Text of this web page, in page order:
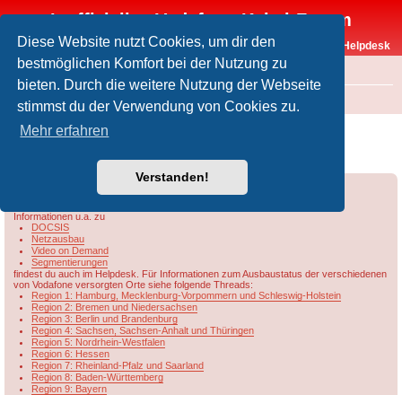
Diese Website nutzt Cookies, um dir den
bestmöglichen Komfort bei der Nutzung zu
bieten. Durch die weitere Nutzung der Webseite
stimmst du der Verwendung von Cookies zu.
Mehr erfahren
Verstanden!
Inoffizielles Vodafone-Kabel-Forum
Vodafone-Kabel-Helpdesk
FAQ
Foren-Übersicht Rund um Vodafone / Aktuelles
Übersicht & Ausbaustand der Vodafone-
Informationen u.a. zu
DOCSIS
Netzausbau
Video on Demand
Segmentierungen
findest du auch im Helpdesk. Für Informationen zum Ausbaustatus der verschiedenen
von Vodafone versorgten Orte siehe folgende Threads:
Region 1: Hamburg, Mecklenburg-Vorpommern und Schleswig-Holstein
Region 2: Bremen und Niedersachsen
Region 3: Berlin und Brandenburg
Region 4: Sachsen, Sachsen-Anhalt und Thüringen
Region 5: Nordrhein-Westfalen
Region 6: Hessen
Region 7: Rheinland-Pfalz und Saarland
Region 8: Baden-Württemberg
Region 9: Bayern